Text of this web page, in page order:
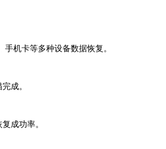
机卡等多种设备数据恢复。
成。
成功率。